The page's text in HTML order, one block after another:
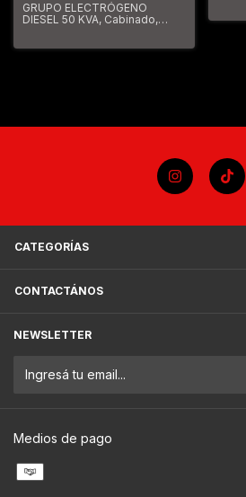
GRUPO ELECTRÓGENO
DIESEL 50 KVA, Cabinado,
CATEGORÍAS
CONTACTÁNOS
NEWSLETTER
Medios de pago